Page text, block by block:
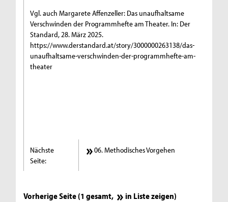
Vgl. auch Margarete Affenzeller: Das unaufhaltsame
Verschwinden der Programmhefte am Theater. In: Der
Standard, 28. März 2025.
https://www.derstandard.at/story/3000000263138/das-
unaufhaltsame-verschwinden-der-programmhefte-am-
theater
Nächste
Seite:
06. Methodisches Vorgehen
Vorherige Seite (1 gesamt, in Liste zeigen)